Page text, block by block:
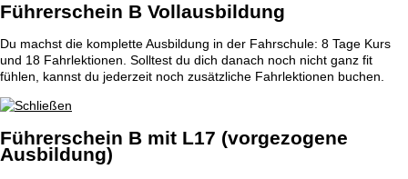
Führerschein B Vollausbildung
Du machst die komplette Ausbildung in der Fahrschule: 8 Tage Kurs
und 18 Fahrlektionen. Solltest du dich danach noch nicht ganz fit
fühlen, kannst du jederzeit noch zusätzliche Fahrlektionen buchen.
Führerschein B mit L17 (vorgezogene
Ausbildung)